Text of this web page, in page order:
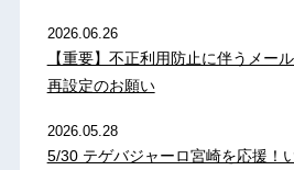
2026.06.26
【重要】不正利用防止に伴うメー
再設定のお願い
2026.05.28
5/30 テゲバジャーロ宮崎を応援